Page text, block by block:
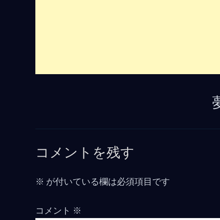
コメントを残す
※ が付いている欄は必須項目です
コメント ※